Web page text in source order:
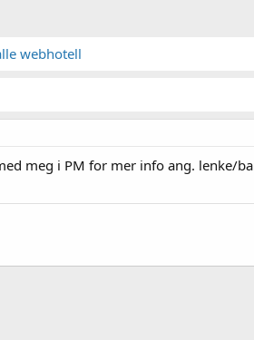
webhotell
meg i PM for mer info ang. lenke/